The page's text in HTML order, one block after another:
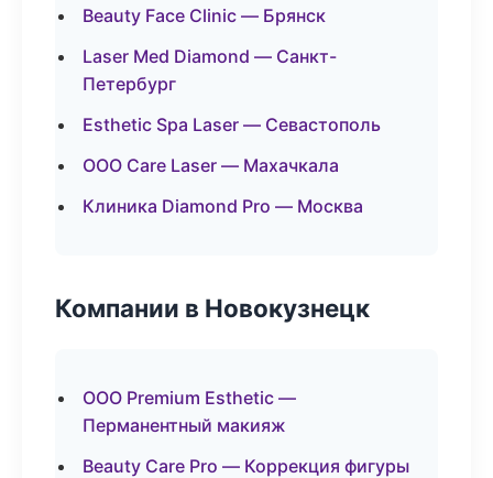
Beauty Face Clinic — Брянск
Laser Med Diamond — Санкт-
Петербург
Esthetic Spa Laser — Севастополь
ООО Care Laser — Махачкала
Клиника Diamond Pro — Москва
Компании в Новокузнецк
ООО Premium Esthetic —
Перманентный макияж
Beauty Care Pro — Коррекция фигуры